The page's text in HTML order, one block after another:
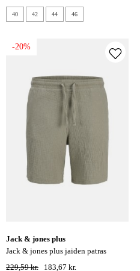
40 42 44 46
-20%
jack & jones plus
jack & jones plus jaiden patras
jogger shorts - seagrass
229,59 kr. 183,67 kr.